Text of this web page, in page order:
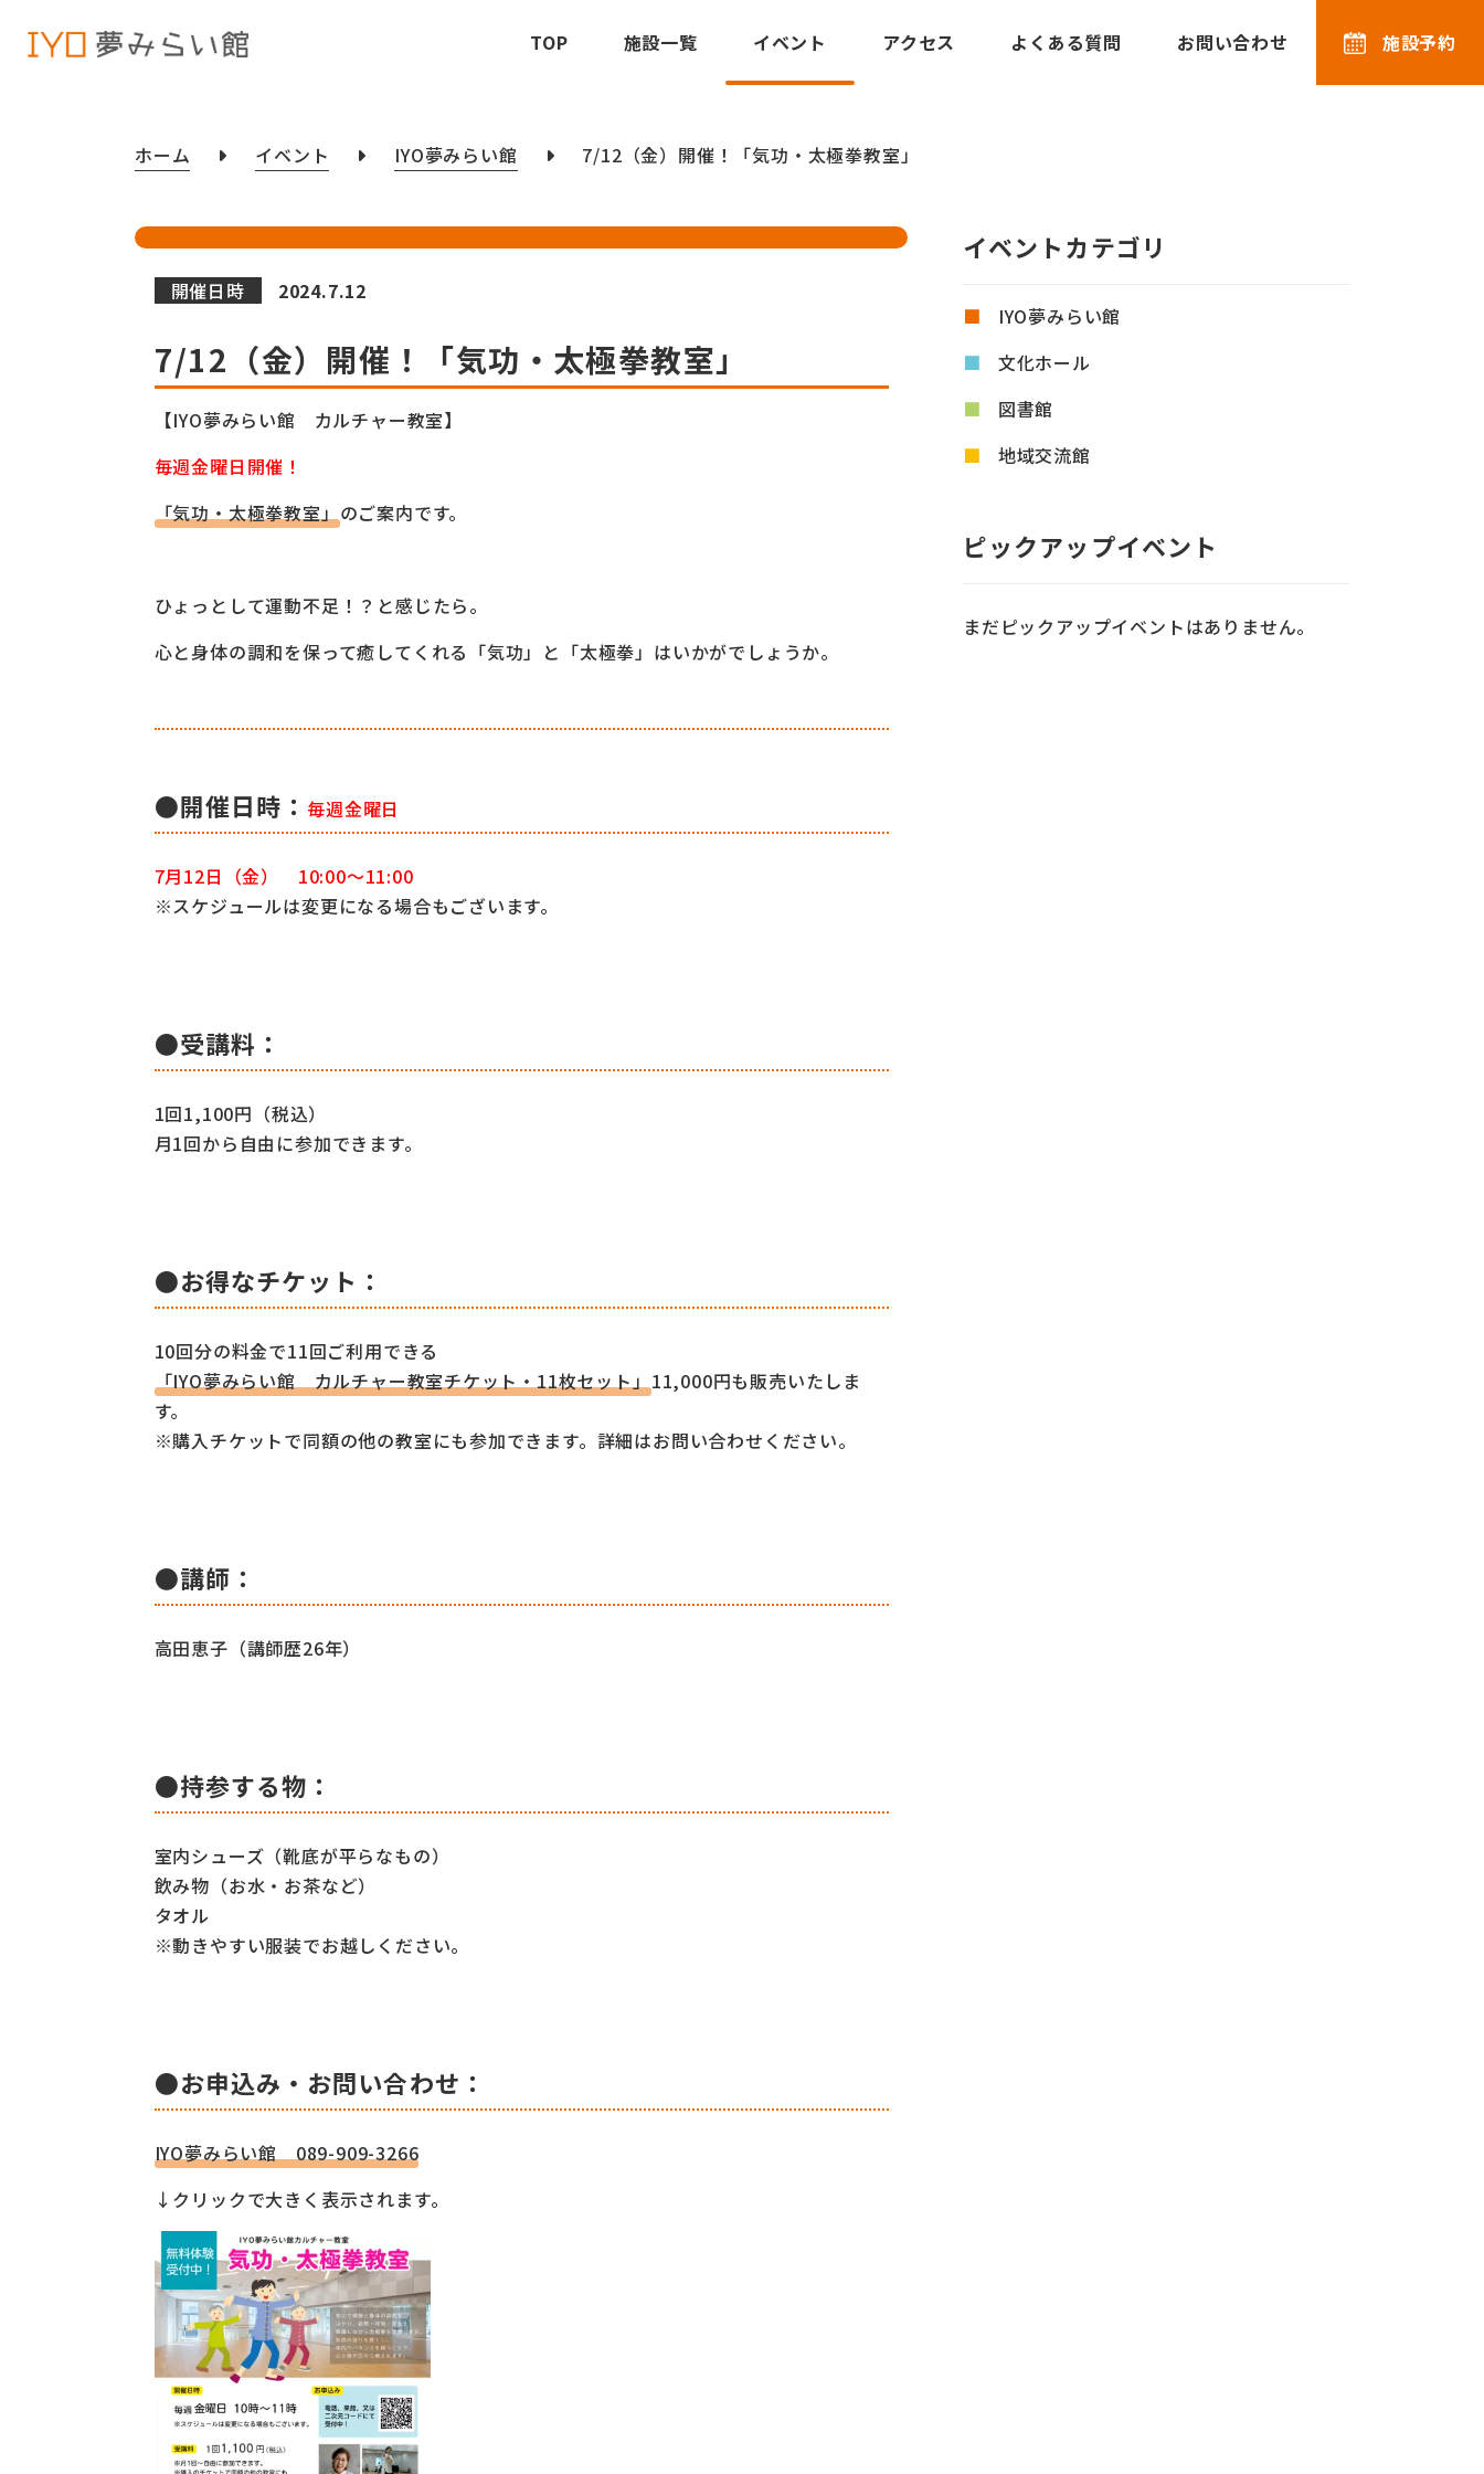
TOP 施設一覧 イベント アクセス よくある質問 お問い合わせ 施設予約
ホーム イベント IYO夢みらい館 7/12（金）開催！「気功・太極拳教室」
開催日時 2024.7.12
7/12（金）開催！「気功・太極拳教室」
【IYO夢みらい館 カルチャー教室】
毎週金曜日開催！
「気功・太極拳教室」のご案内です。
ひょっとして運動不足！？と感じたら。
心と身体の調和を保って癒してくれる「気功」と「太極拳」はいかがでしょうか。
●開催日時： 毎週金曜日
7月12日（金） 10:00～11:00
※スケジュールは変更になる場合もございます。
●受講料：
1回1,100円（税込）
月1回から自由に参加できます。
●お得なチケット：
10回分の料金で11回ご利用できる
「IYO夢みらい館 カルチャー教室チケット・11枚セット」11,000円も販売いたしま
す。
※購入チケットで同額の他の教室にも参加できます。詳細はお問い合わせください。
●講師：
高田恵子（講師歴26年）
●持参する物：
室内シューズ（靴底が平らなもの）
飲み物（お水・お茶など）
タオル
※動きやすい服装でお越しください。
●お申込み・お問い合わせ：
IYO夢みらい館 089-909-3266
↓クリックで大きく表示されます。
イベントカテゴリ
IYO夢みらい館
文化ホール
図書館
地域交流館
ピックアップイベント
まだピックアップイベントはありません。